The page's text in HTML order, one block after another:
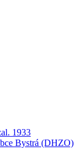
1933
Bystrá (DHZO)